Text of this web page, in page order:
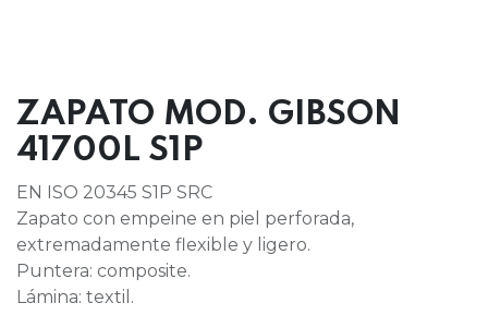
ZAPATO MOD. GIBSON
41700L S1P
EN ISO 20345 S1P SRC
Zapato con empeine en piel perforada,
extremadamente flexible y ligero.
Puntera: composite.
Lámina: textil.